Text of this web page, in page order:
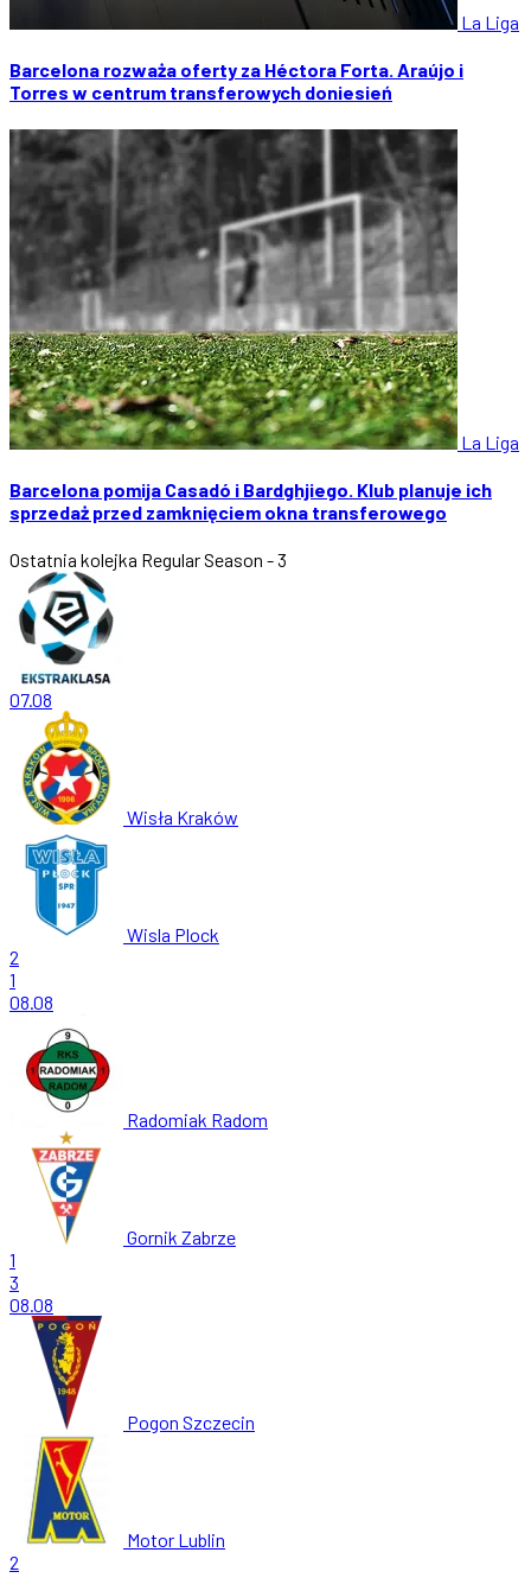
La Liga
Barcelona rozważa oferty za Héctora Forta. Araújo i
Torres w centrum transferowych doniesień
La Liga
Barcelona pomija Casadó i Bardghjiego. Klub planuje ich
sprzedaż przed zamknięciem okna transferowego
Ostatnia kolejka Regular Season - 3
07.08
Wisła Kraków
Wisla Plock
2
1
08.08
Radomiak Radom
Gornik Zabrze
1
3
08.08
Pogon Szczecin
Motor Lublin
2